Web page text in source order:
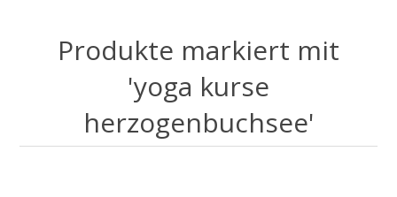
Produkte markiert mit
'yoga kurse
herzogenbuchsee'